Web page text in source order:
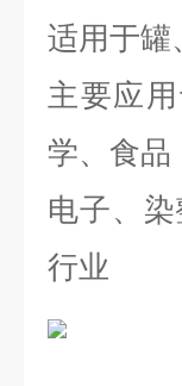
适用于罐
主要应
学、食品
电子、
行业